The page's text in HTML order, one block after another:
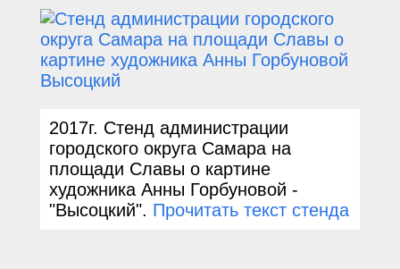
2017г. Стенд администрации
городского округа Самара на
площади Славы о картине
художника Анны Горбуновой -
"Высоцкий". Прочитать текст стенда